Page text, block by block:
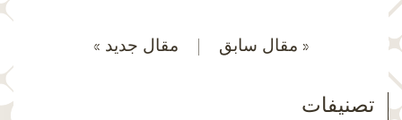
« مقال سابق | مقال جديد »
تصنيفات